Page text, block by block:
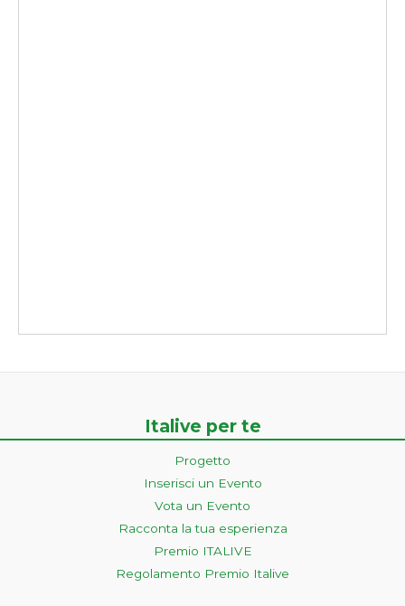
Italive per te
Progetto
Inserisci un Evento
Vota un Evento
Racconta la tua esperienza
Premio ITALIVE
Regolamento Premio Italive